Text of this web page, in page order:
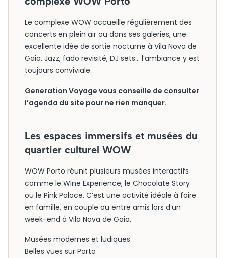
Le complexe WOW accueille régulièrement des
concerts en plein air ou dans ses galeries, une
excellente idée de sortie nocturne à Vila Nova de
Gaia. Jazz, fado revisité, DJ sets… l’ambiance y est
toujours conviviale.
Generation Voyage vous conseille de consulter
l’agenda du site pour ne rien manquer.
Les espaces immersifs et musées du
quartier culturel WOW
WOW Porto réunit plusieurs musées interactifs
comme le Wine Experience, le Chocolate Story
ou le Pink Palace. C’est une activité idéale à faire
en famille, en couple ou entre amis lors d’un
week-end à Vila Nova de Gaia.
Musées modernes et ludiques
Belles vues sur Porto